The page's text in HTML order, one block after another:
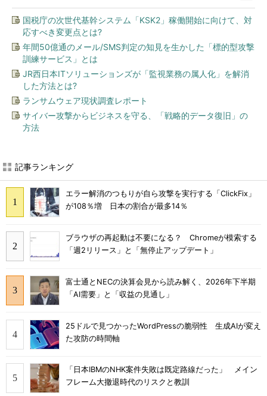
国税庁の次世代基幹システム「KSK2」稼働開始に向けて、対
応すべき変更点とは?
年間50億通のメール/SMS判定の知見を生かした「標的型攻撃
訓練サービス」とは
JR西日本ITソリューションズが「監視業務の属人化」を解消
した方法とは?
ランサムウェア現状調査レポート
サイバー攻撃からビジネスを守る、「戦略的データ復旧」の
方法
記事ランキング
エラー解消のつもりが自ら攻撃を実行する「ClickFix」
が108％増 日本の割合が最多14％
ブラウザの再起動は不要になる？ Chromeが模索する
「週2リリース」と「無停止アップデート」
富士通とNECの決算会見から読み解く、2026年下半期
「AI需要」と「収益の見通し」
25ドルで見つかったWordPressの脆弱性 生成AIが変え
た攻防の時間軸
「日本IBMのNHK案件失敗は既定路線だった」 メイン
フレーム大撤退時代のリスクと教訓